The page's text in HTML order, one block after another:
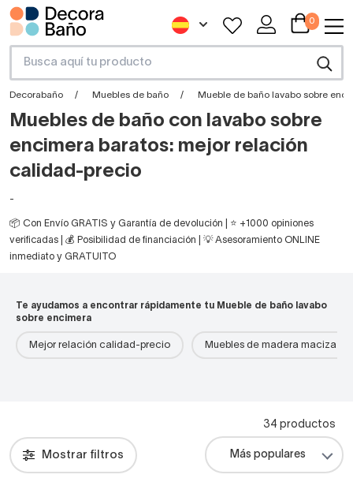
0
Decorabaño Muebles de baño Mueble de baño lavabo sobre
Muebles de baño con lavabo sobre
encimera baratos: mejor relación
calidad-precio
-
📦 Con Envío GRATIS y Garantía de devolución | ⭐ +1000 opiniones
verificadas | 💰 Posibilidad de financiación | 💡 Asesoramiento ONLINE
inmediato y GRATUITO
Te ayudamos a encontrar rápidamente tu Mueble de baño lavabo
sobre encimera
Mejor relación calidad-precio Muebles de madera maciza
Mostrar filtros
34 productos